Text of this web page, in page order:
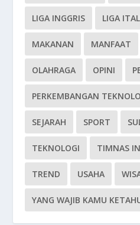
LIGA INGGRIS LIGA
MAKANAN MANFAAT
OLAHRAGA OPINI
PERKEMBANGAN
SEJARAH SPORT
TEKNOLOGI TIMNAS
TREND USAHA
YANG WAJIB KAMU